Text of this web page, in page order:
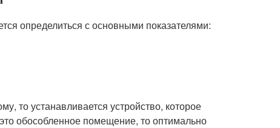
определиться с основными показателями:
то устанавливается устройство, которое
обособленное помещение, то оптимально